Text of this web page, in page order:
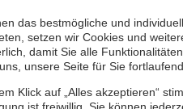
eines
Dezember 2023, **ab